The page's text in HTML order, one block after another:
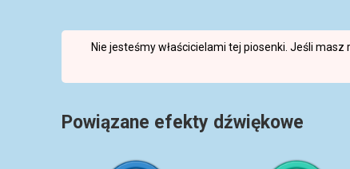
Nie jesteśmy właścicielami tej piosenki. Jeśli
Powiązane efekty dźwiękowe